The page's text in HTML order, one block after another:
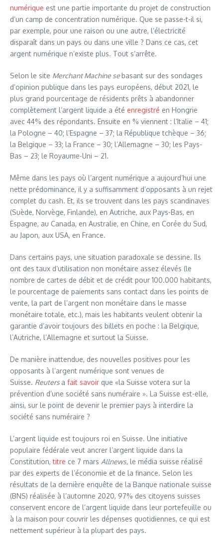
numérique est une partie importante du projet de construction
d’un camp de concentration numérique. Que se passe-t-il si,
par exemple, pour une raison ou une autre, l’électricité
disparaît dans un pays ou dans une ville ? Dans ce cas, cet
argent numérique n’existe plus. Tout s’arrête.
Selon le site Merchant Machine sebasant sur des sondages
d’opinion publique dans les pays européens, début 2021, le
plus grand pourcentage de résidents prêts à abandonner
complètement l’argent liquide a été enregistré en Hongrie
avec 44% des répondants. Ensuite en % viennent : l’Italie – 41;
la Pologne – 40; l’Espagne – 37; la République tchèque – 36;
la Belgique – 33; la France – 30; l’Allemagne – 30; les Pays-
Bas – 23; le Royaume-Uni – 21.
Même dans les pays où l’argent numérique a aujourd’hui une
nette prédominance, il y a suffisamment d’opposants à un rejet
complet du cash. Et, ils se trouvent dans les pays scandinaves
(Suède, Norvège, Finlande), en Autriche, aux Pays-Bas, en
Espagne, au Canada, en Australie, en Chine, en Corée du Sud,
au Japon, aux USA, en France.
Dans certains pays, une situation paradoxale se dessine. Ils
ont des taux d’utilisation non monétaire assez élevés (le
nombre de cartes de débit et de crédit pour 100.000 habitants,
le pourcentage de paiements sans contact dans les points de
vente, la part de l’argent non monétaire dans le masse
monétaire totale, etc.), mais les habitants veulent obtenir la
garantie d’avoir toujours des billets en poche : la Belgique,
l’Autriche, l’Allemagne et surtout la Suisse.
De manière inattendue, des nouvelles positives pour les
opposants à l’argent numérique sont venues de
Suisse. Reuters a fait savoir que «la Suisse votera sur la
prévention d’une société sans numéraire ». La Suisse est-elle,
ainsi, sur le point de devenir le premier pays à interdire la
société sans numéraire ?
L’argent liquide est toujours roi en Suisse. Une initiative
populaire fédérale veut ancrer l’argent liquide dans la
Constitution,titre ce 7 mars Allnews, le média suisse réalisé
par des experts de l’économie et de la finance. Selon les
résultats de la dernière enquête de la Banque nationale suisse
(BNS) réalisée à l’automne 2020, 97% des citoyens suisses
conservent encore de l’argent liquide dans leur portefeuille ou
à la maison pour couvrir les dépenses quotidiennes, ce qui est
nettement supérieur à la plupart des pays.